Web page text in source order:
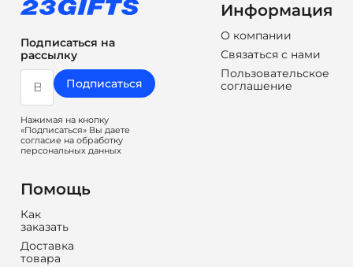
Подписаться на
рассылку
Подписаться
Нажимая на кнопку
«Подписаться» Вы даете
согласие на обработку
персональных данных
Информация
О компании
Связаться с нами
Пользовательское
соглашение
Помощь
Как
заказать
Доставка
товара